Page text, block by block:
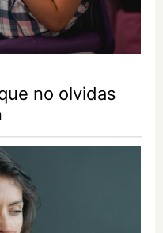
no olvidas